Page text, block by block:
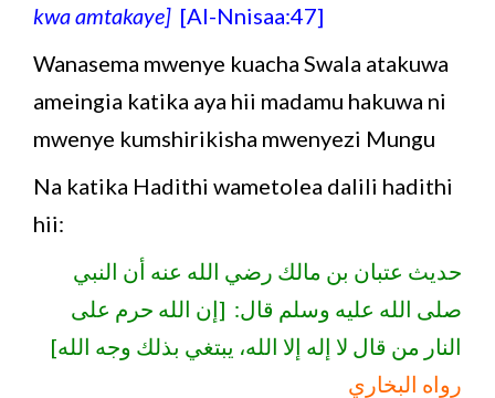
kwa amtakaye] [Al-Nnisaa:47]
Wanasema mwenye kuacha Swala atakuwa
ameingia katika aya hii madamu hakuwa ni
mwenye kumshirikisha mwenyezi Mungu
Na katika Hadithi wametolea dalili hadithi
hii:
حديث عتبان بن مالك رضي الله عنه أن النبي
صلى الله عليه وسلم قال: [إن الله حرم على
النار من قال لا إله إلا الله، يبتغي بذلك وجه الله]
رواه البخاري